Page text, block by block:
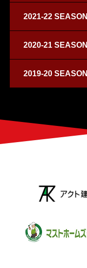
2021-22 SEASON
2020-21 SEASON
2019-20 SEASON